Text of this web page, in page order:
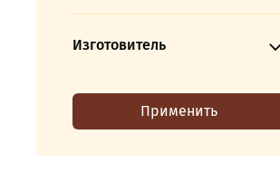
Изготовитель
Применить